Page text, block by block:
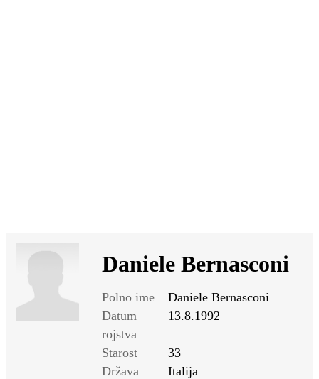
Daniele Bernasconi
Polno ime
Daniele Bernasconi
Datum
rojstva
13.8.1992
Starost
33
Država
Italija